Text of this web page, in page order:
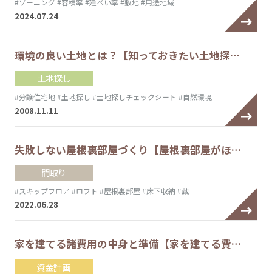
#ゾーニング #容積率 #建ぺい率 #敷地#用途地域
2024.07.24
環境の良い土地とは？【知っておきたい土地探…
土地探し
#分譲住宅地#土地探し #土地探しチェックシート #自然環境
2008.11.11
失敗しない屋根裏部屋づくり【屋根裏部屋がほ…
間取り
#スキップフロア #ロフト #屋根裏部屋 #床下収納 #蔵
2022.06.28
家を建てる諸費用の中身と準備【家を建てる費…
資金計画